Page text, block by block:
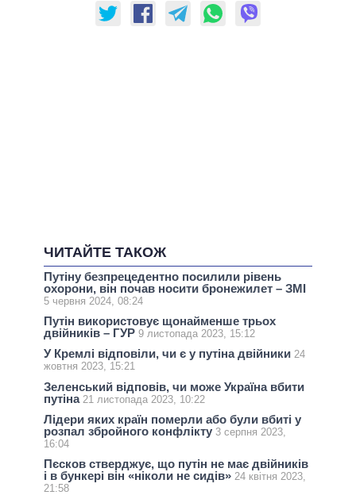
ЧИТАЙТЕ ТАКОЖ
Путіну безпрецедентно посилили рівень
охорони, він почав носити бронежилет – ЗМІ
5 червня 2024, 08:24
Путін використовує щонайменше трьох
двійників – ГУР 9 листопада 2023, 15:12
У Кремлі відповіли, чи є у путіна двійники 24
жовтня 2023, 15:21
Зеленський відповів, чи може Україна вбити
путіна 21 листопада 2023, 10:22
Лідери яких країн померли або були вбиті у
розпал збройного конфлікту 3 серпня 2023,
16:04
Пєсков стверджує, що путін не має двійників
і в бункері він «ніколи не сидів» 24 квітня 2023,
21:58